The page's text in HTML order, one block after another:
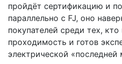
пройдёт сертификацию и
параллельно с FJ, оно
покупателей среди тех,
проходимость и готов
электрической «последней